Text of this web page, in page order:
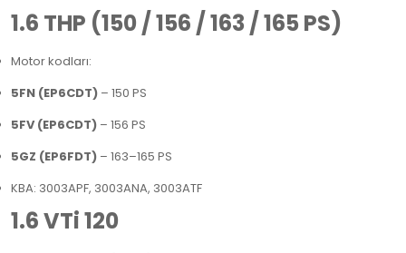
1.6 THP (150 / 156 / 163 / 165 PS)
Motor kodları:
5FN (EP6CDT) – 150 PS
5FV (EP6CDT) – 156 PS
5GZ (EP6FDT) – 163–165 PS
KBA: 3003APF, 3003ANA, 3003ATF
1.6 VTi 120